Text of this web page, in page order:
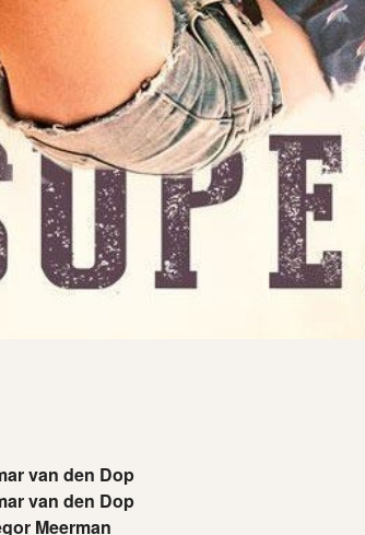
van den Dop
van den Dop
Meerman